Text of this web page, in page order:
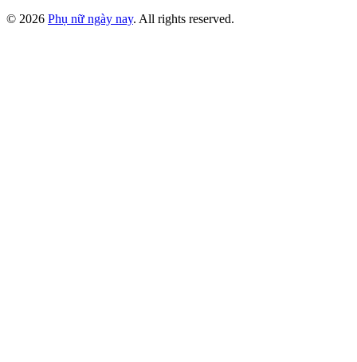
© 2026 Phụ nữ ngày nay. All rights reserved.